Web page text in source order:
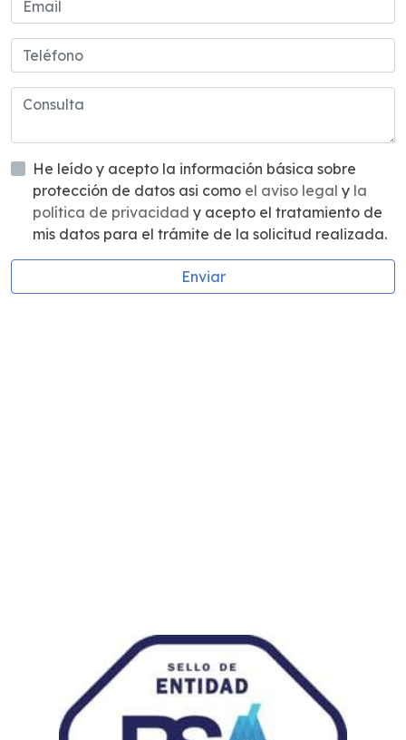
He leído y acepto la información básica sobre
protección de datos asi como el aviso legal y la
política de privacidad y acepto el tratamiento de
mis datos para el trámite de la solicitud realizada.
Enviar